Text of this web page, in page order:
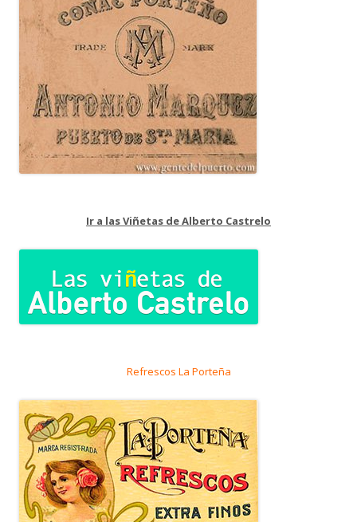
Ir a las Viñetas de Alberto Castrelo
Refrescos La Porteña